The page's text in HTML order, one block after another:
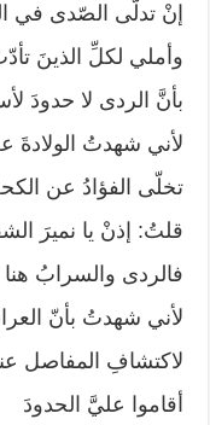
إنْ تدلّى الصّدى في
وأملي لكلِّ الذينَ
بأنَّ الردى لا حدودَ
لأني شهدتُ
تخلّى الفؤادُ عن
قلتُ: إذنْ يا نميرَ
فالردى والسرابُ هنا
لأني شهدتُ بأنّ
لاكتشافِ المفاصل
أقاموا عليَّ الحدودَ